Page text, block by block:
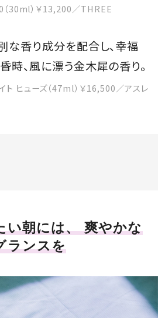
（30ml）￥13,200／THREE
な香り成分を配合し、幸福
時、風に漂う金木犀の香り。
ト ヒューズ（47ml）￥16,500／アスレ
い朝には、 爽やかな
ランスを